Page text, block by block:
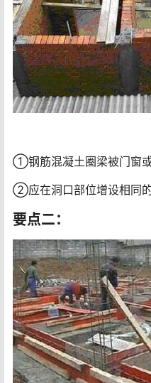
①钢筋混凝土圈梁被门窗
②应在洞口部位增设相同的
要点二：